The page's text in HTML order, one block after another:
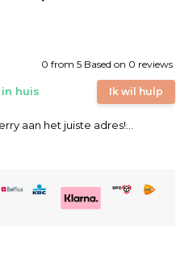
0 from 5 Based on 0 reviews
Ik wil hulp
huis
aan het juiste adres!...